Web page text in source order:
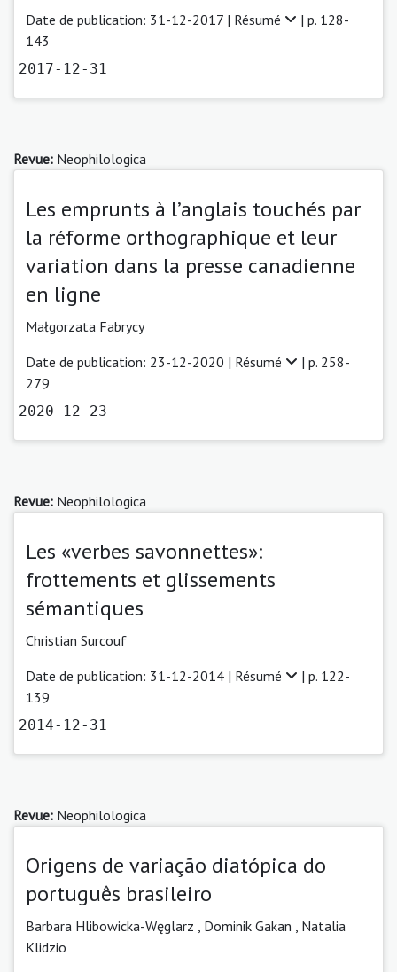
Date de publication: 31-12-2017 | Résumé
| p. 128-
143
2017-12-31
Revue: Neophilologica
Les emprunts à l’anglais touchés par
la réforme orthographique et leur
variation dans la presse canadienne
en ligne
Małgorzata Fabrycy
Date de publication: 23-12-2020 | Résumé
| p. 258-
279
2020-12-23
Revue: Neophilologica
Les «verbes savonnettes»:
frottements et glissements
sémantiques
Christian Surcouf
Date de publication: 31-12-2014 | Résumé
| p. 122-
139
2014-12-31
Revue: Neophilologica
Origens de variação diatópica do
português brasileiro
Barbara Hlibowicka-Węglarz Dominik Gakan
Natalia
Klidzio